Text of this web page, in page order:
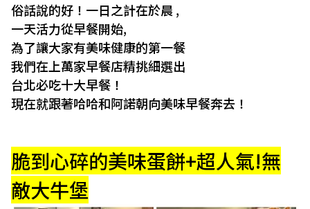
俗話說的好！一日之計在於晨 ,
一天活力從早餐開始,
為了讓大家有美味健康的第一餐
我們在上萬家早餐店精挑細選出
台北必吃十大早餐！
現在就跟著哈哈和阿諾朝向美味早餐奔去！
脆到心碎的美味蛋餅+超人氣!無
敵大牛堡